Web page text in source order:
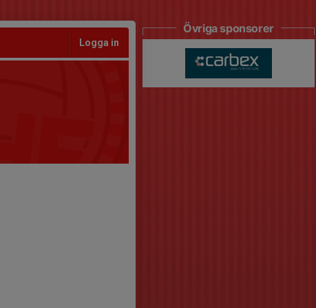
Logga in
Övriga sponsorer